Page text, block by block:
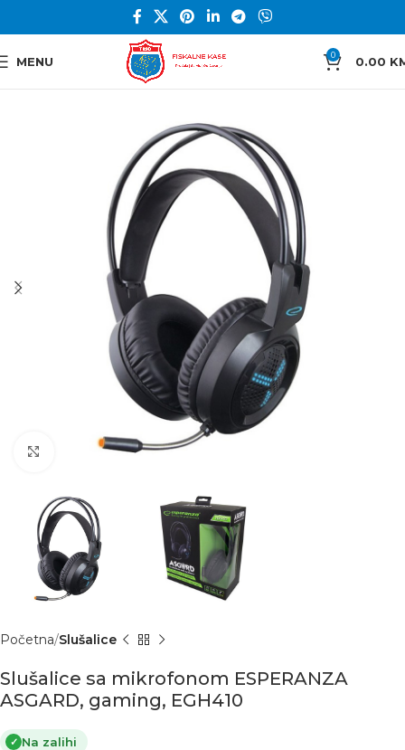
MENU 0 0.00
Click to enlarge
Početna Slušalice
Slušalice sa mikrofonom ESPERANZA
ASGARD, gaming, EGH410
✓ Na zalihi